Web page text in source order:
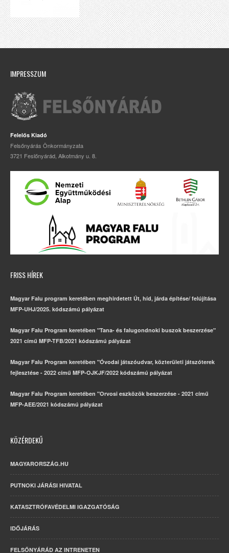
IMPRESSZUM
Felelős Kiadó
Felsőnyárás Önkormányzata
3721 Feslőnyárád, Alkotmány u. 8.
FRISS HÍREK
Magyar Falu program keretében meghirdetett Út, híd, járda építése/ felújítása
MFP-UHJ/2025. kódszámú pályázat
Magyar Falu Program keretében "Tana- és falugondnoki buszok beszerzése"
2021 című MFP-TFB/2021 kódszámú pályázat
Magyar Falu Program keretében "Óvodai játszóudvar, közterületi játszóterek
fejlesztése - 2022 című MFP-OJKJF/2022 kódszámú pályázat
Magyar Falu Program keretében "Orvosi eszközök beszerzése - 2021 című
MFP-AEE/2021 kódszámú pályázat
KÖZÉRDEKŰ
MAGYARORSZÁG.HU
PUTNOKI JÁRÁSI HIVATAL
KATASZTRÓFAVÉDELMI IGAZGATÓSÁG
IDŐJÁRÁS
FELSŐNYÁRÁD AZ INTRENETEN